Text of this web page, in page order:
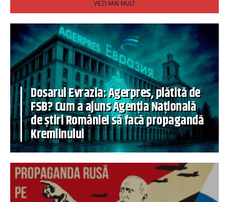
VEZI MAI MULT
Dosarul Evrazia: Agerpres, plătită de
FSB? Cum a ajuns Agenția Națională
de știri României să facă propagandă
Kremlinului